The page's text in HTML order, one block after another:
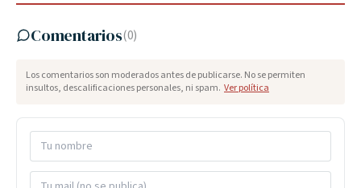
Comentarios(0)
Los comentarios son moderados antes de publicarse. No se permiten
insultos, descalificaciones personales, ni spam. Ver política